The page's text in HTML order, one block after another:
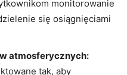
monitorowanie
się osiągnięciami
atmosferycznych:
tak, aby